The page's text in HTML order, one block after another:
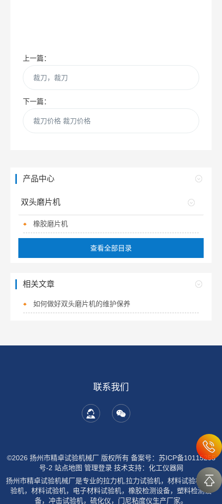
上一篇：
裁刀，裁刀
下一篇：
裁刀价格 裁刀价格
产品中心
双头磨片机
橡胶磨片机
查看全部目录
相关文章
如何做好双头磨片机的维护保养
联系我们
©2026 扬州市精卓试验机械厂 版权所有 备案号：苏ICP备10115255
号-2 站点地图 管理登录技术支持： 化工仪器网
扬州市精卓试验机械厂是专业的拉力机,拉力试验机，材料试验机，试
验机，材料试验机，电子材料试验机，橡胶检测设备，塑料检测设
备，冲击试验机，硫化仪，门尼粘度仪生产厂家。